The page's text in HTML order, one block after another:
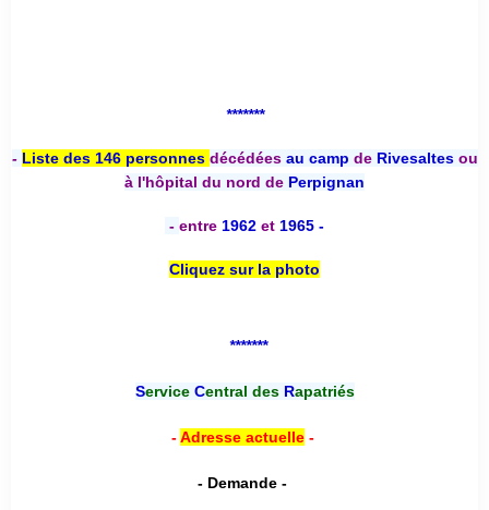
*******
- Liste des 146 personnes décédées au camp deRivesaltesou
à l'hôpital du nord de Perpignan
- entre 1962 et 1965 -
Cliquez sur la photo
*******
Service Central desRapatriés
-Adresse actuelle-
- Demande -